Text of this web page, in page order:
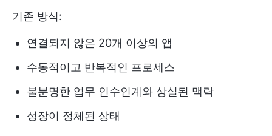
기존 방식:
연결되지 않은 20개 이상의 앱
수동적이고 반복적인 프로세스
불분명한 업무 인수인계와 상실된 맥락
성장이 정체된 상태